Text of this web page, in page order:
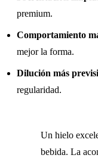
premium.
Comportamiento
mejor la forma.
Dilución más
regularidad.
Un hielo
bebida. La